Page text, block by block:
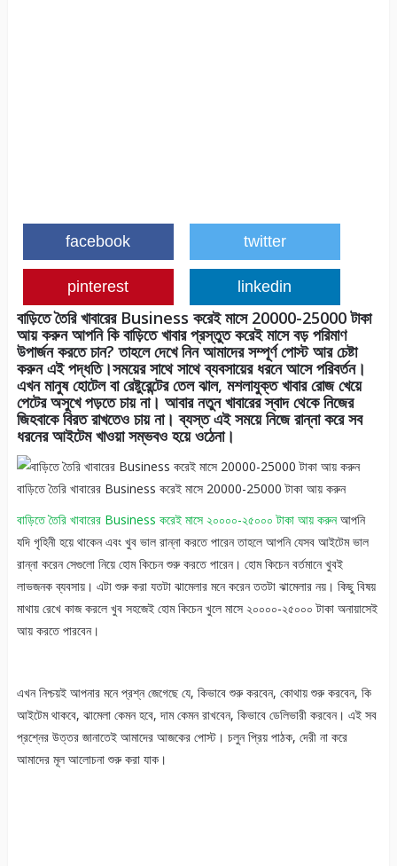
facebook twitter
pinterest linkedin
বাড়িতে তৈরি খাবারের Business করেই মাসে 20000-25000 টাকা
আয় করুন আপনি কি বাড়িতে খাবার প্রস্তুত করেই মাসে বড় পরিমাণ
উপার্জন করতে চান? তাহলে দেখে নিন আমাদের সম্পূর্ণ পোস্ট আর চেষ্টা
করুন এই পদ্ধতি।সময়ের সাথে সাথে ব্যবসায়ের ধরনে আসে পরিবর্তন।
এখন মানুষ হোটেল বা রেষ্টুরেন্টের তেল ঝাল, মশলাযুক্ত খাবার রোজ খেয়ে
পেটের অসুখে পড়তে চায় না। আবার নতুন খাবারের স্বাদ থেকে নিজের
জিহবাকে বিরত রাখতেও চায় না। ব্যস্ত এই সময়ে নিজে রান্না করে সব
ধরনের আইটেম খাওয়া সম্ভবও হয়ে ওঠেনা।
বাড়িতে তৈরি খাবারের Business করেই মাসে 20000-25000 টাকা আয় করুন
বাড়িতে তৈরি খাবারের Business করেই মাসে ২০০০০-২৫০০০ টাকা আয় করুনআপনি
যদি গৃহিনী হয়ে থাকেন এবং খুব ভাল রান্না করতে পারেন তাহলে আপনি যেসব আইটেম ভাল
রান্না করেন সেগুলো নিয়ে হোম কিচেন শুরু করতে পারেন। হোম কিচেন বর্তমানে খুবই
লাভজনক ব্যবসায়। এটা শুরু করা যতটা ঝামেলার মনে করেন ততটা ঝামেলার নয়। কিছু বিষয়
মাথায় রেখে কাজ করলে খুব সহজেই হোম কিচেন খুলে মাসে ২০০০০-২৫০০০ টাকা অনায়াসেই
আয় করতে পারবেন।
এখন নিশ্চয়ই আপনার মনে প্রশ্ন জেগেছে যে, কিভাবে শুরু করবেন, কোথায় শুরু করবেন, কি
আইটেম থাকবে, ঝামেলা কেমন হবে, দাম কেমন রাখবেন, কিভাবে ডেলিভারী করবেন। এই সব
প্রশ্নের উত্তর জানাতেই আমাদের আজকের পোস্ট। চলুন প্রিয় পাঠক, দেরী না করে
আমাদের মূল আলোচনা শুরু করা যাক।